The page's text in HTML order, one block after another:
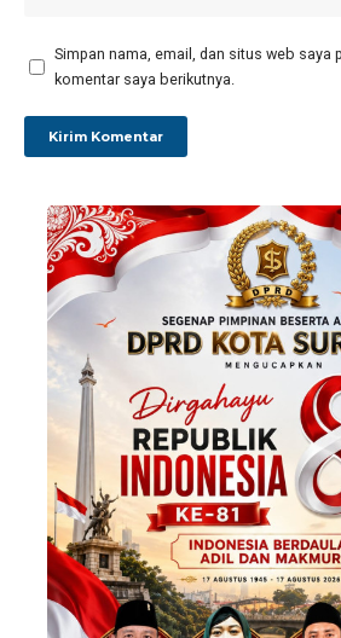
Simpan nama, email, dan situs web saya
komentar saya berikutnya.